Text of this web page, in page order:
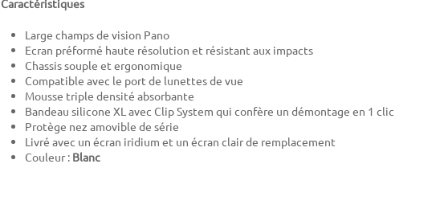
Caractéristiques
Large champs de vision Pano
Ecran préformé haute résolution et résistant aux impacts
Chassis souple et ergonomique
Compatible avec le port de lunettes de vue
Mousse triple densité absorbante
Bandeau silicone XL avec Clip System qui confère un démontage en 1 clic
Protège nez amovible de série
Livré avec un écran iridium et un écran clair de remplacement
Couleur : Blanc